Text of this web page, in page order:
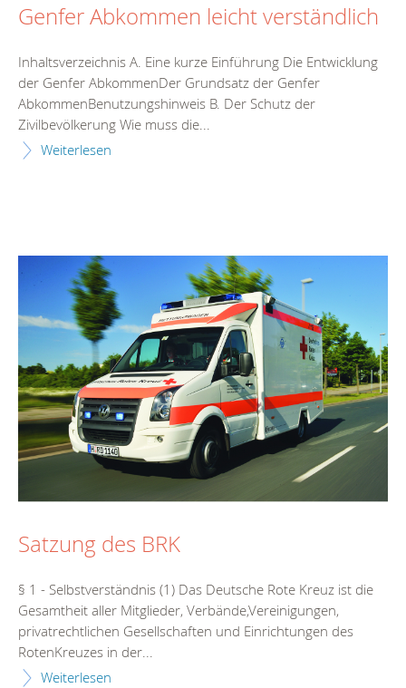
Genfer Abkommen leicht verständlich
Inhaltsverzeichnis A. Eine kurze Einführung Die Entwicklung
der Genfer AbkommenDer Grundsatz der Genfer
AbkommenBenutzungshinweis B. Der Schutz der
Zivilbevölkerung Wie muss die...
Weiterlesen
Satzung des BRK
§ 1 - Selbstverständnis (1) Das Deutsche Rote Kreuz ist die
Gesamtheit aller Mitglieder, Verbände,Vereinigungen,
privatrechtlichen Gesellschaften und Einrichtungen des
RotenKreuzes in der...
Weiterlesen